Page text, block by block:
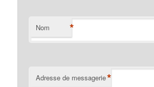
Nom *
Adresse de messagerie*